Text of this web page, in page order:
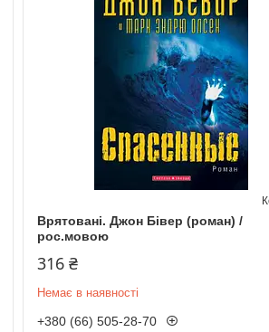
Врятовані. Джон Бівер (роман) /
рос.мовою
316 ₴
Немає в наявності
+380 (66) 505-28-70